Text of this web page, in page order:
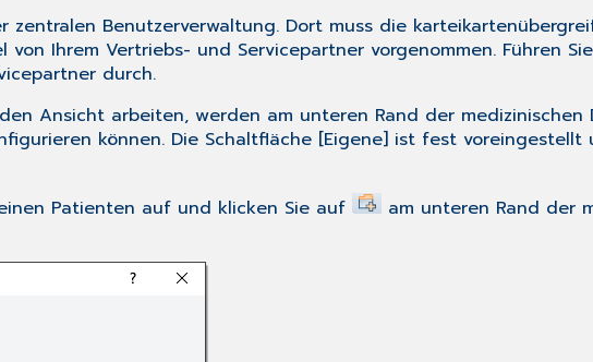
zentralen Benutzerverwaltung. Dort muss die
Ihrem Vertriebs- und Servicepartner vorgenommen. Führen
durch.
Ansicht arbeiten, werden am unteren Rand der
können. Die Schaltfläche [Eigene] ist fest
Patienten auf und klicken Sie auf
am unteren Rand der